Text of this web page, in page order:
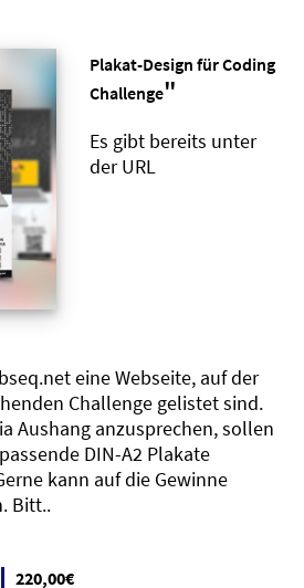
Plakat-Design für Coding
Challenge"
Es gibt bereits unter
der URL
eine Webseite, auf der
Challenge gelistet sind.
Aushang anzusprechen, sollen
DIN-A2 Plakate
kann auf die Gewinne
Bitt..
220,00€